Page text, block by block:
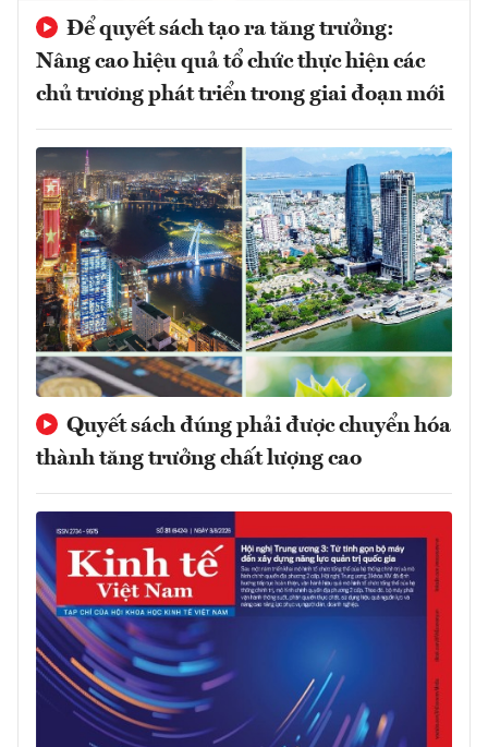
Để quyết sách tạo ra tăng trưởng:
Nâng cao hiệu quả tổ chức thực hiện các
chủ trương phát triển trong giai đoạn mới
Quyết sách đúng phải được chuyển hóa
thành tăng trưởng chất lượng cao